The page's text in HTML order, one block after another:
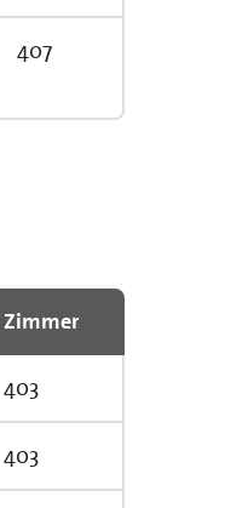
407
Zimmer
403
403